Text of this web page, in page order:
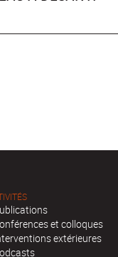
et colloques
extérieures